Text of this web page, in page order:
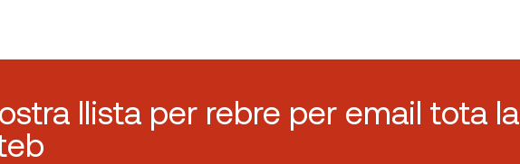
llista per rebre per email tota la